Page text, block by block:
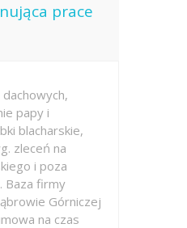
prace
papy i
blacharskie,
zleceń na
i poza
Baza firmy
Górniczej
na czas